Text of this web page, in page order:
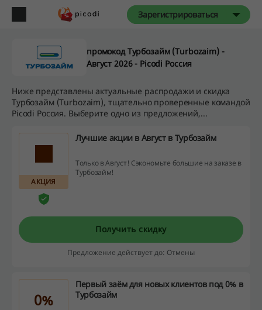
Зарегистрироваться
промокод Турбозайм (Turbozaim) -
Август 2026 - Picodi Россия
Ниже представлены актуальные распродажи и скидка
Турбозайм (Turbozaim), тщательно проверенные командой
Picodi Россия. Выберите одно из предложений,...
АКЦИЯ
Лучшие акции в Август в Турбозайм
Только в Август! Сэкономьте большие на заказе в
Турбозайм!
Получить скидку
Предложение действует до: Отмены
0%
Первый заём для новых клиентов под 0% в
Турбозайм